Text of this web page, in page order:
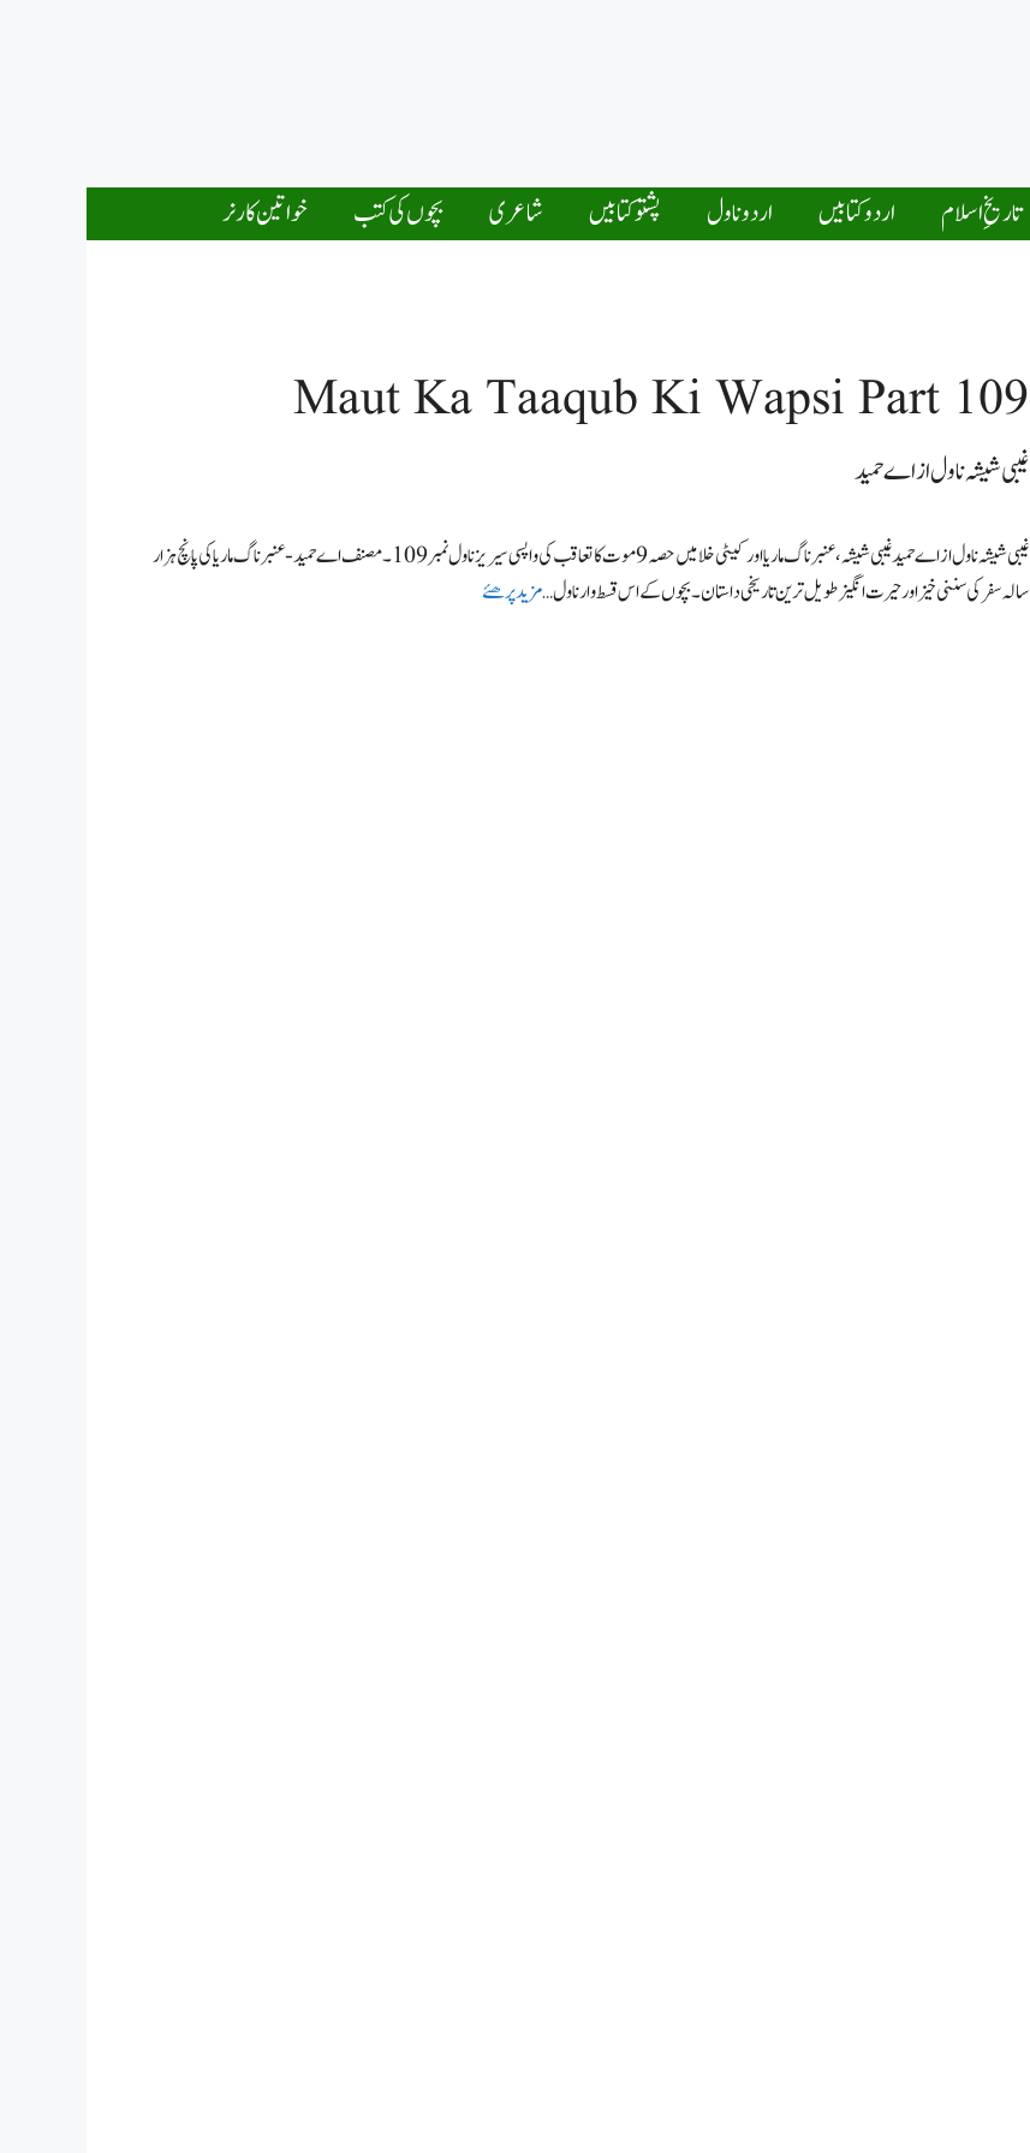
تاریخِ اسلام اردو کتابیں اردو ناول پشتو کتابیں شاعری بچوں کی کتب خواتین کارنر
Maut Ka Taaqub Ki Wapsi Part 109
غیبی شیشہ ناول از اے حمید
غیبی شیشہ ناول از اے حمید غیبی شیشہ،عنبر ناگ ماریا اور کیٹی خلا میں حصہ 9موت کا تعاقب کی واپسی سیریز ناول نمبر109۔ مصنف اے حمید- عنبر ناگ ماریا کی پانچ ہزار
سالہ سفر کی سننی خیز اور حیرت انگیز طویل ترین تاریخی داستان۔ بچوں کے اس قسط وار ناول …مزید پرھئے